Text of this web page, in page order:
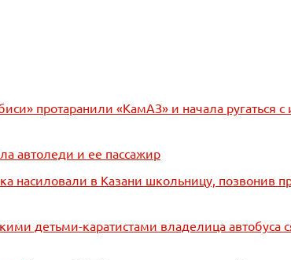
протаранили «КамАЗ» и начала ругаться с
автоледи и ее пассажир
насиловали в Казани школьницу, позвонив
детьми-каратистами владелица автобуса